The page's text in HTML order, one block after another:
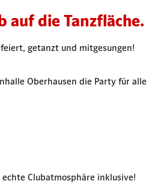
auf die Tanzfläche.
getanzt und mitgesungen!
Oberhausen die Party für
Clubatmosphäre inklusive!